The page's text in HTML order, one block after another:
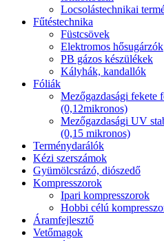
Locsolástechnikai
Fűtéstechnika
Füstcsövek
Elektromos hősugárzók
PB gázos készülékek
Kályhák, kandallók
Fóliák
Mezőgazdasági fekete
(0,12mikronos)
Mezőgazdasági UV
(0,15 mikronos)
Terménydarálók
Kézi szerszámok
Gyümölcsrázó, diószedő
Kompresszorok
Ipari kompresszorok
Hobbi célú
Áramfejlesztő
Vetőmagok